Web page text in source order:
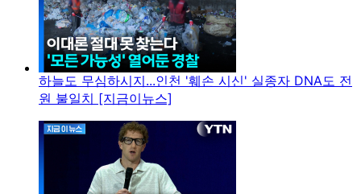
하늘도 무심하시지...인천 '훼손 시신' 실종자 DNA도 전
원 불일치 [지금이뉴스]